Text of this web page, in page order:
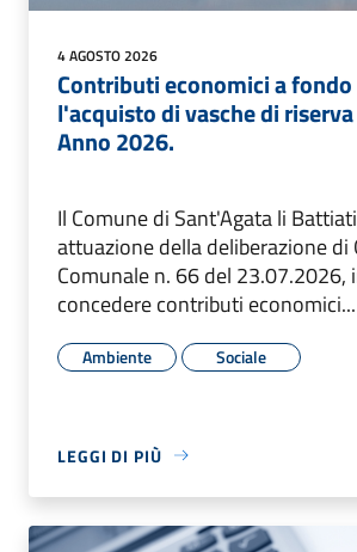
4 AGOSTO 2026
Contributi economici a
l'acquisto di vasche di
Anno 2026.
Il Comune di Sant'Agata li
attuazione della deliberazione di
Comunale n. 66 del 23.07.2026,
concedere contributi economici...
Ambiente Sociale
LEGGI DI PIÙ